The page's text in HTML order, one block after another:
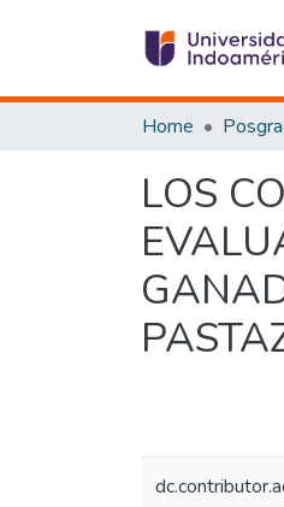
Home
LOS